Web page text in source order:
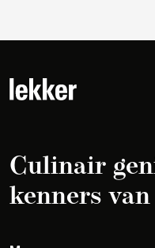
Culinair
kenners